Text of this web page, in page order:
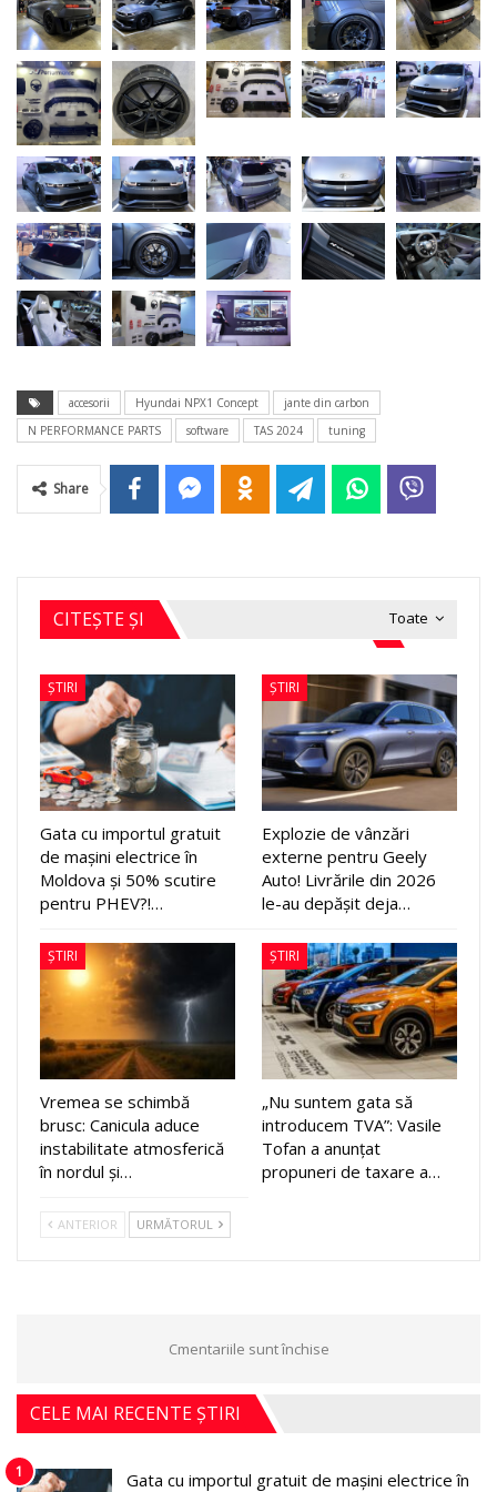
accesorii Hyundai NPX1 Concept
jante din carbon
N PERFORMANCE PARTS
software TAS 2024 tuning
Share
Toate
CITEȘTE ȘI
ȘTIRI
Gata cu importul gratuit
de mașini electrice în
Moldova și 50% scutire
pentru PHEV?!…
ȘTIRI
Explozie de vânzări
externe pentru Geely
Auto! Livrările din 2026
le-au depășit deja…
ȘTIRI
Vremea se schimbă
brusc: Canicula aduce
instabilitate atmosferică
în nordul și…
ȘTIRI
„Nu suntem gata să
introducem TVA”: Vasile
Tofan a anunțat
propuneri de taxare a…
ANTERIOR URMĂTORUL
Cmentariile sunt închise
CELE MAI RECENTE ȘTIRI
1
Gata cu importul gratuit de mașini electrice în